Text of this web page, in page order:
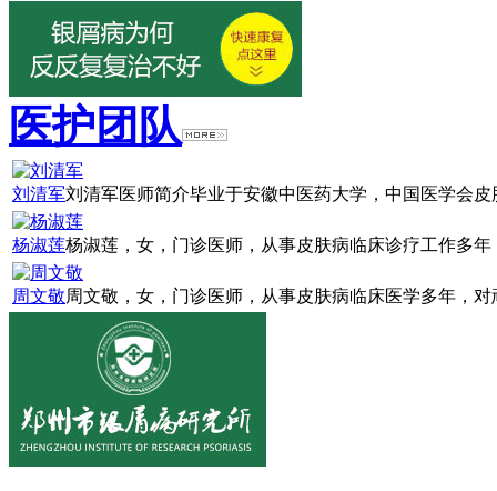
医护团队
刘清军刘清军医师简介毕业于安徽中医药大学，中国医学会
杨淑莲杨淑莲，女，门诊医师，从事皮肤病临床诊疗工作多
周文敬周文敬，女，门诊医师，从事皮肤病临床医学多年，